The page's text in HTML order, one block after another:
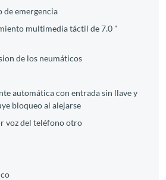
de emergencia
multimedia táctil de 7.0 "
de los neumáticos
automática con entrada sin llave y
bloqueo al alejarse
voz del teléfono otro